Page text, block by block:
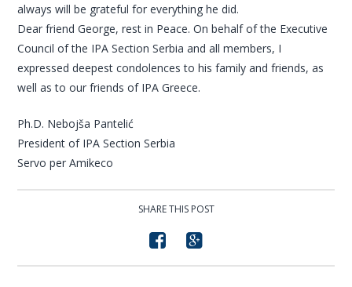
always will be grateful for everything he did.
Dear friend George, rest in Peace. On behalf of the Executive
Council of the IPA Section Serbia and all members, I
expressed deepest condolences to his family and friends, as
well as to our friends of IPA Greece.
Ph.D. Nebojša Pantelić
President of IPA Section Serbia
Servo per Amikeco
SHARE THIS POST